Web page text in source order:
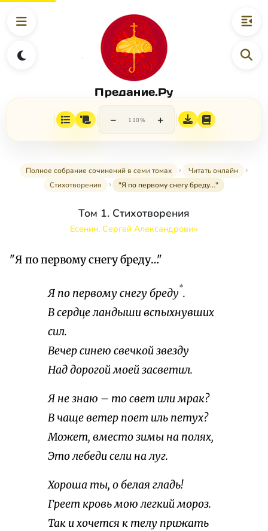
Предание.Ру
− 110% +
Полное собрание сочинений в семи томах
Читать онлайн
Стихотворения
"Я по первому снегу бреду…"
Том 1. Стихотворения
Есенин, Сергей Александрович
"Я по первому снегу бреду…"
Я по первому снегу бреду*.
В сердце ландыши вспыхнувших
сил.
Вечер синею свечкой звезду
Над дорогой моей засветил.
Я не знаю – то свет или мрак?
В чаще ветер поет иль петух?
Может, вместо зимы на полях,
Это лебеди сели на луг.
Хороша ты, о белая гладь!
Греет кровь мою легкий мороз.
Так и хочется к телу прижать